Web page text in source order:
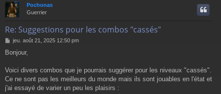
Pochonas
Guerrier
Re: Suggestions pour les combos "cassés"
M
s
a
g
e
jeu. août 21, 2025 12:50 pm
Bonjour,
Voici divers combos que je pourrais suggérer pour les niveaux "cassés".
Ce ne sont pas les meilleurs du monde mais ils sont jouables en l'état et
j'ai essayé de varier un peu les plaisirs :